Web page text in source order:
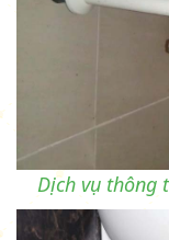
Dịch vụ thông